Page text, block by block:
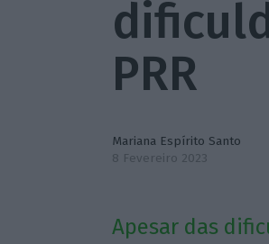
PRR
Mariana Espírito Santo
8 Fevereiro 2023
Apesar das